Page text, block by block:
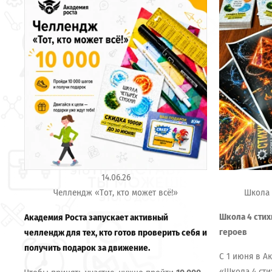
14.06.26
Челлендж «Тот, кто может всё!»
Академия Роста запускает активный
челлендж для тех, кто готов проверить себя и
получить подарок за движение.
Школа 4
героев
С 1 июня в